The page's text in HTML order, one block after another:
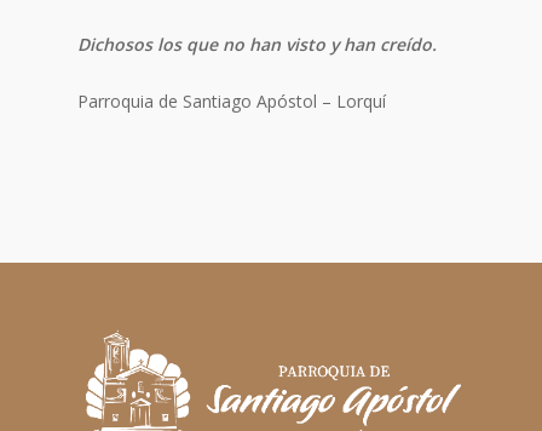
Dichosos los que no han visto y han creído.
Parroquia de Santiago Apóstol – Lorquí